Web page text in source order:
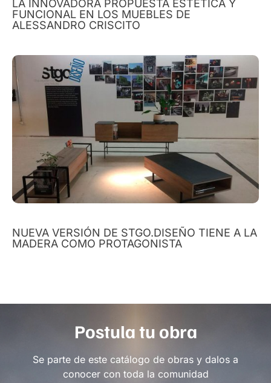
LA INNOVADORA PROPUESTA ESTÉTICA Y
FUNCIONAL EN LOS MUEBLES DE
ALESSANDRO CRISCITO
NUEVA VERSIÓN DE STGO.DISEÑO TIENE A LA
MADERA COMO PROTAGONISTA
Postula tu obra
Se parte de este catálogo de obras y dalos a
conocer con toda la comunidad